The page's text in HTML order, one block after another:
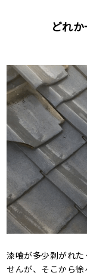
どれ
漆喰が多少剥がれ
せんが、そこから徐